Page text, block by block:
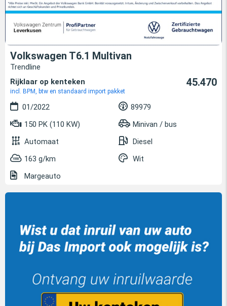
Volkswagen T6.1 Multivan
Trendline
Rijklaar op kenteken
incl. BPM, btw en standaard import pakket
45.470
01/2022
89979
150 PK (110 KW)
Minivan / bus
Automaat
Diesel
163 g/km
Wit
Margeauto